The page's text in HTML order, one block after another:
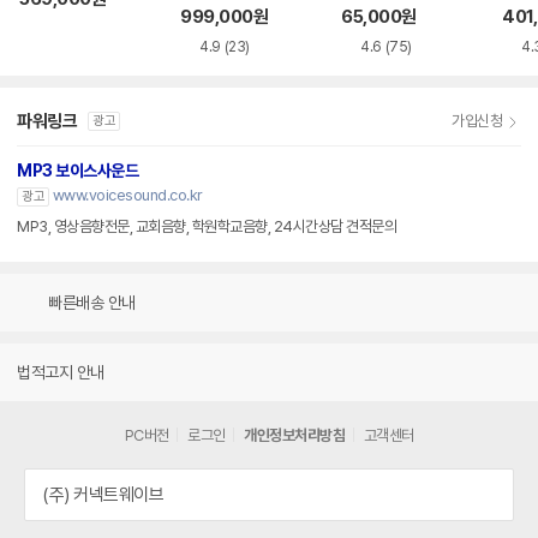
999,000원
4.9 (23)
65,000원
4.6 (75)
파워링크 광고 가입신청
MP3 보이스사운드
광고 www.voicesound.co.kr
MP3, 영상음향전문, 교회음향, 학원학교음향, 24시간상담 견적문의
빠른배송 안내
법적고지 안내
PC버전 로그인 개인정보처리방침 고객센터
(주) 커넥트웨이브